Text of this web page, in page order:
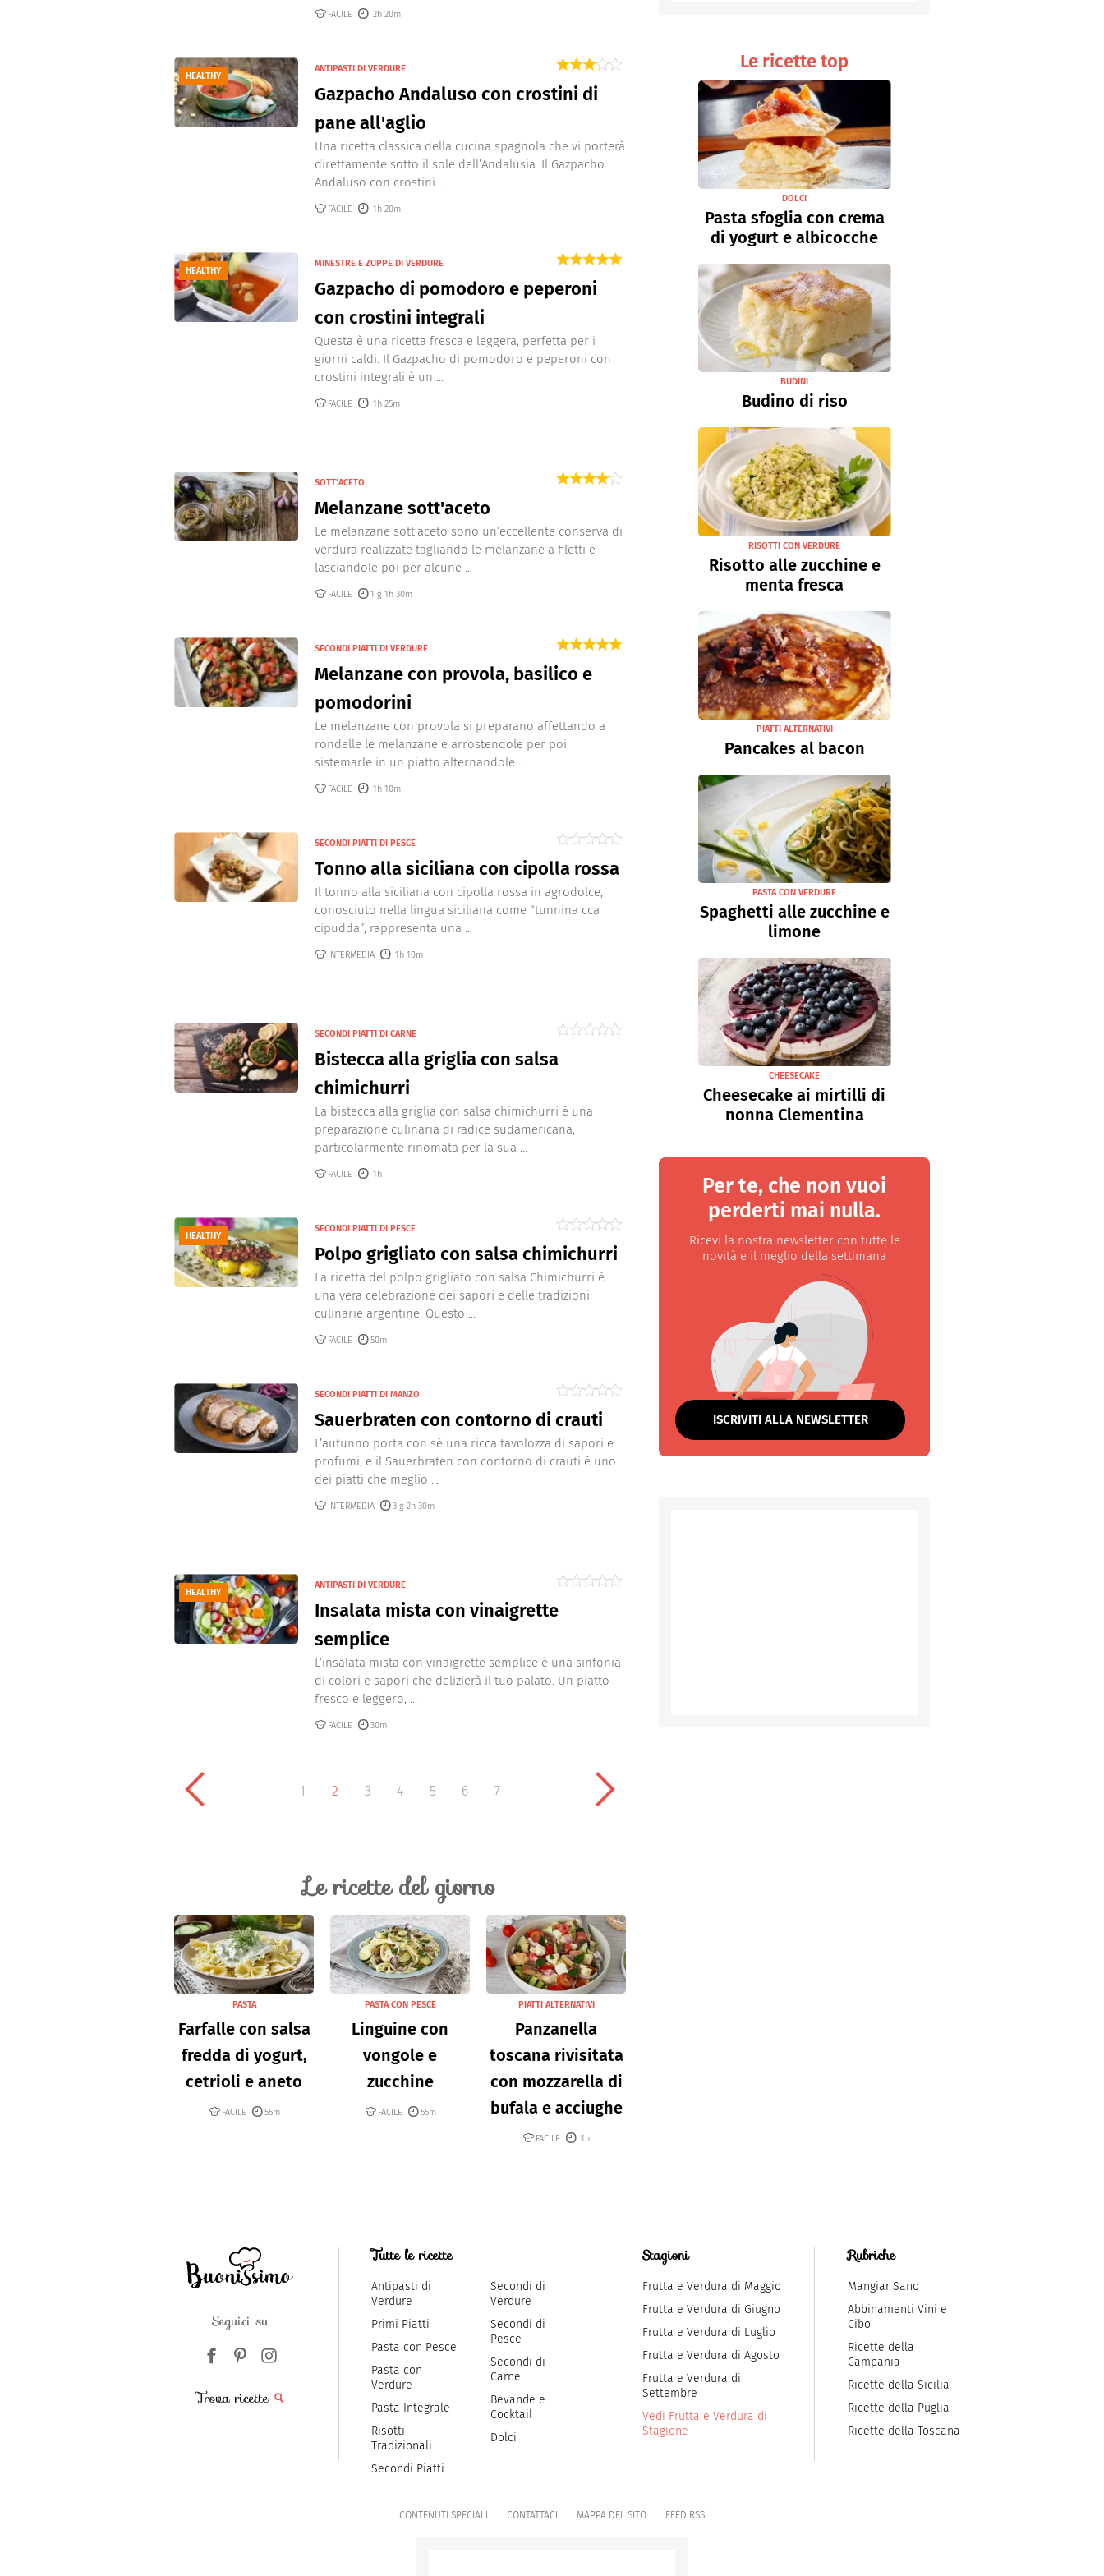
Pasqua
FACILE 2h 20m
HEALTHY
ANTIPASTI DI VERDURE
Gazpacho Andaluso con crostini di
pane all'aglio
Una ricetta classica della cucina spagnola che vi porterà
direttamente sotto il sole dell’Andalusia. Il Gazpacho
Andaluso con crostini ...
FACILE 1h 20m
HEALTHY
MINESTRE E ZUPPE DI VERDURE
Gazpacho di pomodoro e peperoni
con crostini integrali
Questa è una ricetta fresca e leggera, perfetta per i
giorni caldi. Il Gazpacho di pomodoro e peperoni con
crostini integrali è un ...
FACILE 1h 25m
SOTT’ACETO
Melanzane sott'aceto
Le melanzane sott’aceto sono un’eccellente conserva di
verdura realizzate tagliando le melanzane a filetti e
lasciandole poi per alcune ...
FACILE 1 g 1h 30m
SECONDI PIATTI DI VERDURE
Melanzane con provola, basilico e
pomodorini
Le melanzane con provola si preparano affettando a
rondelle le melanzane e arrostendole per poi
sistemarle in un piatto alternandole ...
FACILE 1h 10m
SECONDI PIATTI DI PESCE
Tonno alla siciliana con cipolla rossa
Il tonno alla siciliana con cipolla rossa in agrodolce,
conosciuto nella lingua siciliana come “tunnina cca
cipudda”, rappresenta una ...
INTERMEDIA 1h 10m
SECONDI PIATTI DI CARNE
Bistecca alla griglia con salsa
chimichurri
La bistecca alla griglia con salsa chimichurri è una
preparazione culinaria di radice sudamericana,
particolarmente rinomata per la sua ...
FACILE 1h
HEALTHY
SECONDI PIATTI DI PESCE
Polpo grigliato con salsa chimichurri
La ricetta del polpo grigliato con salsa Chimichurri è
una vera celebrazione dei sapori e delle tradizioni
culinarie argentine. Questo ...
FACILE 50m
SECONDI PIATTI DI MANZO
Sauerbraten con contorno di crauti
L’autunno porta con sé una ricca tavolozza di sapori e
profumi, e il Sauerbraten con contorno di crauti è uno
dei piatti che meglio ...
INTERMEDIA 3 g 2h 30m
HEALTHY
ANTIPASTI DI VERDURE
Insalata mista con vinaigrette
semplice
L’insalata mista con vinaigrette semplice è una sinfonia
di colori e sapori che delizierà il tuo palato. Un piatto
fresco e leggero, ...
FACILE 30m
1 2 3 4 5 6 7
Le ricette del giorno
PASTA
Farfalle con salsa
fredda di yogurt,
cetrioli e aneto
FACILE 55m
PASTA CON PESCE
Linguine con
vongole e
zucchine
FACILE 55m
PIATTI ALTERNATIVI
Panzanella
toscana rivisitata
con mozzarella di
bufala e acciughe
FACILE 1h
Le ricette top
DOLCI
Pasta sfoglia con crema
di yogurt e albicocche
BUDINI
Budino di riso
RISOTTI CON VERDURE
Risotto alle zucchine e
menta fresca
PIATTI ALTERNATIVI
Pancakes al bacon
PASTA CON VERDURE
Spaghetti alle zucchine e
limone
CHEESECAKE
Cheesecake ai mirtilli di
nonna Clementina
Per te, che non vuoi
perderti mai nulla.
Ricevi la nostra newsletter con tutte le
novità e il meglio della settimana
ISCRIVITI ALLA NEWSLETTER
Seguici su
Trova ricette
Tutte le ricette
Antipasti di
Verdure
Primi Piatti
Pasta con Pesce
Pasta con
Verdure
Pasta Integrale
Risotti
Tradizionali
Secondi Piatti
Secondi di
Verdure
Secondi di
Pesce
Secondi di
Carne
Bevande e
Cocktail
Dolci
Stagioni
Frutta e Verdura di Maggio
Frutta e Verdura di Giugno
Frutta e Verdura di Luglio
Frutta e Verdura di Agosto
Frutta e Verdura di
Settembre
Vedi Frutta e Verdura di
Stagione
Rubriche
Mangiar Sano
Abbinamenti Vini e
Cibo
Ricette della
Campania
Ricette della Sicilia
Ricette della Puglia
Ricette della Toscana
CONTENUTI SPECIALI CONTATTACI MAPPA DEL SITO FEED RSS